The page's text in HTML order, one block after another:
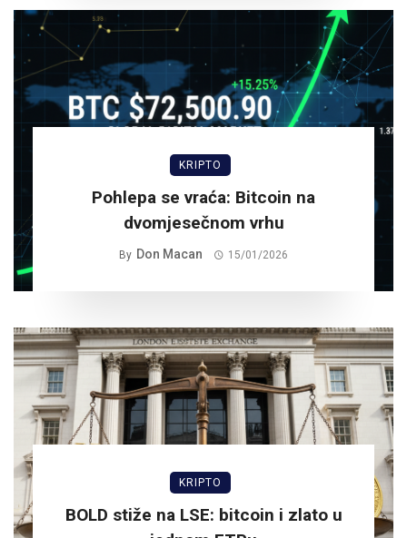
KRIPTO
Pohlepa se vraća: Bitcoin na
dvomjesečnom vrhu
By Don Macan 15/01/2026
KRIPTO
BOLD stiže na LSE: bitcoin i zlato u